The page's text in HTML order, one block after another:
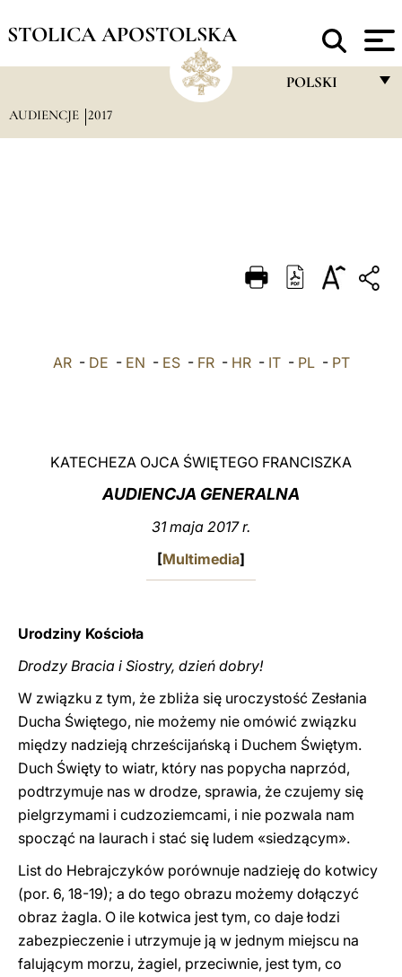
STOLICA APOSTOLSKA
POLSKI
DEUTSCH
العربيّة
AUDIENCJE 2017
AR- DE - EN - ES- FR- HR- IT- PL- PT
KATECHEZA OJCA ŚWIĘTEGO FRANCISZKA
AUDIENCJA GENERALNA
31 maja 2017 r.
[Multimedia]
Urodziny Kościoła
Drodzy Bracia i Siostry, dzień dobry!
W związku z tym, że zbliża się uroczystość Zesłania
Ducha Świętego, nie możemy nie omówić związku
między nadzieją chrześcijańską i Duchem Świętym.
Duch Święty to wiatr, który nas popycha naprzód,
podtrzymuje nas w drodze, sprawia, że czujemy się
pielgrzymami i cudzoziemcami, i nie pozwala nam
spocząć na laurach i stać się ludem «siedzącym».
List do Hebrajczyków porównuje nadzieję do kotwicy
(por. 6, 18-19); a do tego obrazu możemy dołączyć
obraz żagla. O ile kotwica jest tym, co daje łodzi
zabezpieczenie i utrzymuje ją w jednym miejscu na
falującym morzu, żagiel, przeciwnie, jest tym, co